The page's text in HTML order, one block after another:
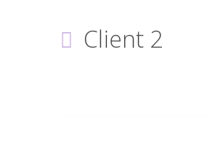
Client 2